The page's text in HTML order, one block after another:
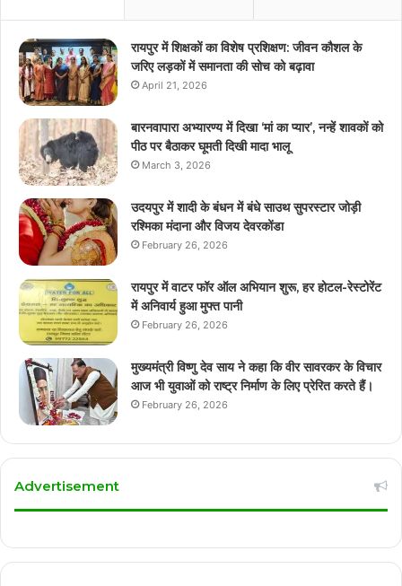
रायपुर में शिक्षकों का विशेष प्रशिक्षण: जीवन कौशल के
जरिए लड़कों में समानता की सोच को बढ़ावा
April 21, 2026
बारनवापारा अभ्यारण्य में दिखा ‘मां का प्यार’, नन्हें शावकों को
पीठ पर बैठाकर घूमती दिखी मादा भालू
March 3, 2026
उदयपुर में शादी के बंधन में बंधे साउथ सुपरस्टार जोड़ी
रश्मिका मंदाना और विजय देवरकोंडा
February 26, 2026
रायपुर में वाटर फॉर ऑल अभियान शुरू, हर होटल-रेस्टोरेंट
में अनिवार्य हुआ मुफ्त पानी
February 26, 2026
मुख्यमंत्री विष्णु देव साय ने कहा कि वीर सावरकर के विचार
आज भी युवाओं को राष्ट्र निर्माण के लिए प्रेरित करते हैं।
February 26, 2026
Advertisement